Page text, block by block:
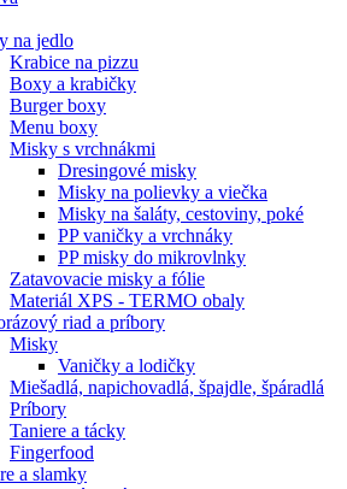
na jedlo
Krabice na pizzu
Boxy a krabičky
Burger boxy
Menu boxy
Misky s vrchnákmi
Dresingové misky
Misky na polievky a viečka
Misky na šaláty, cestoviny, poké
PP vaničky a vrchnáky
PP misky do mikrovlnky
Zatavovacie misky a fólie
Materiál XPS - TERMO obaly
riad a príbory
Misky
Vaničky a lodičky
Miešadlá, napichovadlá, špajdle, špáradlá
Príbory
Taniere a tácky
Fingerfood
a slamky